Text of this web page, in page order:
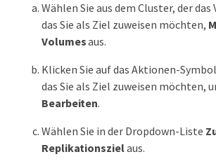
Wählen Sie aus dem Cluster, der
das Sie als Ziel zuweisen möchten,
Volumesaus.
Klicken Sie auf das Aktionen-
das Sie als Ziel zuweisen möchten,
Bearbeiten.
Wählen Sie in der Dropdown-Liste
Replikationszielaus.